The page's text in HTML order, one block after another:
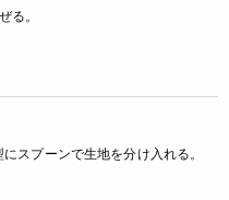
る。
スプーンで生地を分け入れる。